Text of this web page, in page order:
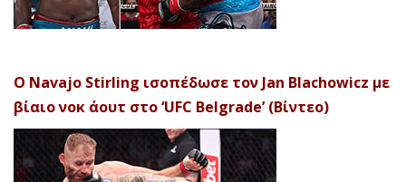
Ο Navajo Stirling ισοπέδωσε τον Jan Blachowicz με
βίαιο νοκ άουτ στο ‘UFC Belgrade’ (Βίντεο)